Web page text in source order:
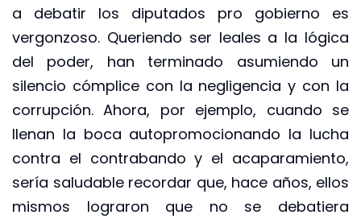
a debatir los diputados pro gobierno es
vergonzoso. Queriendo ser leales a la lógica
del poder, han terminado asumiendo un
silencio cómplice con la negligencia y con la
corrupción. Ahora, por ejemplo, cuando se
llenan la boca autopromocionando la lucha
contra el contrabando y el acaparamiento,
sería saludable recordar que, hace años, ellos
mismos lograron que no se debatiera